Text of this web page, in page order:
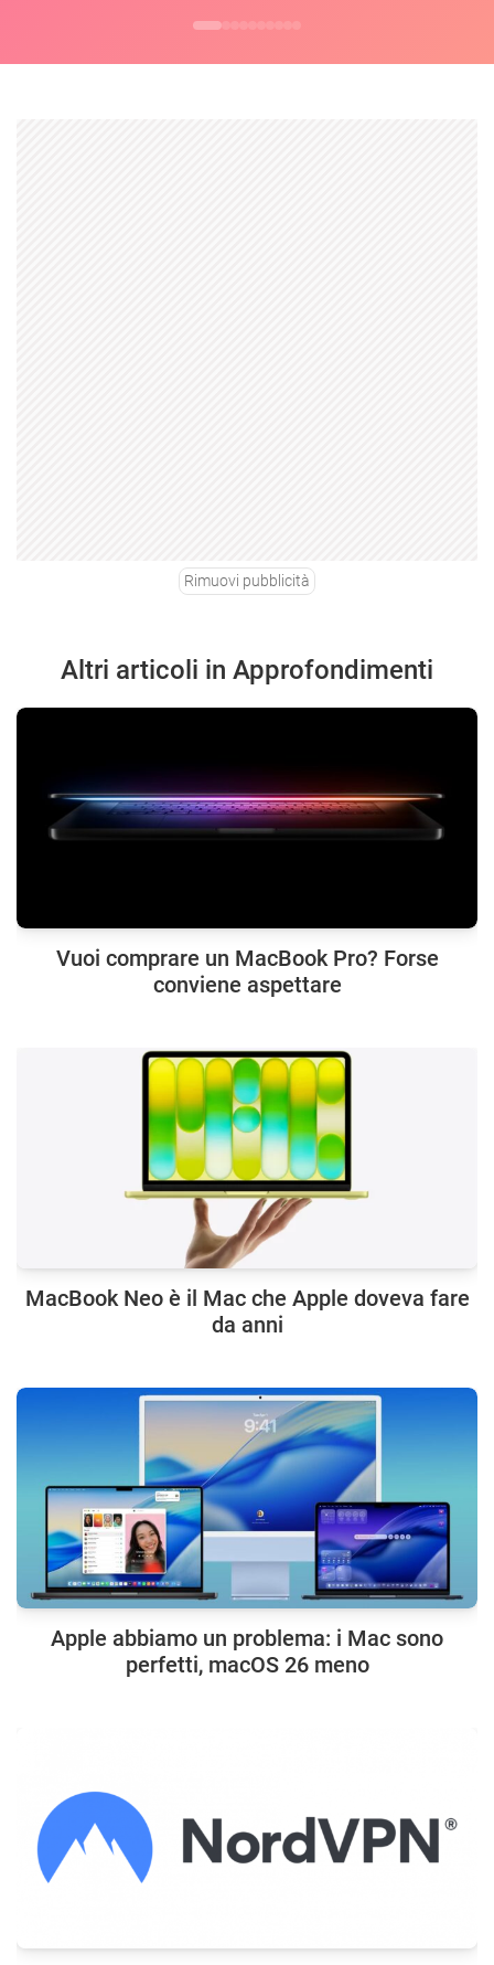
Rimuovi pubblicità
Altri articoli in Approfondimenti
Vuoi comprare un MacBook Pro? Forse
conviene aspettare
MacBook Neo è il Mac che Apple doveva fare
da anni
Apple abbiamo un problema: i Mac sono
perfetti, macOS 26 meno